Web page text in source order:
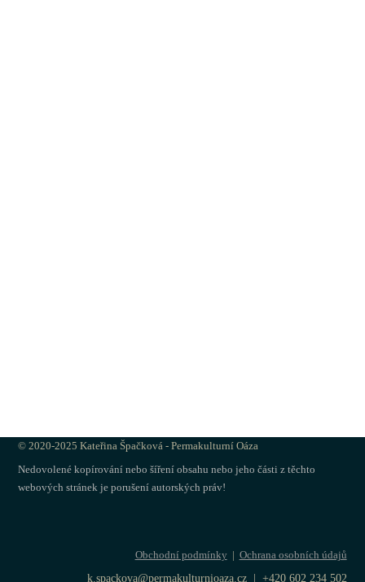
© 2020-2025 Kateřina Špačková - Permakulturní Oáza
Nedovolené kopírování nebo šíření obsahu nebo jeho části z těchto
webových stránek je porušení autorských práv!
Obchodní podmínky | Ochrana osobních údajů
k.spackova@permakulturnioaza.cz | +420 602 234 502